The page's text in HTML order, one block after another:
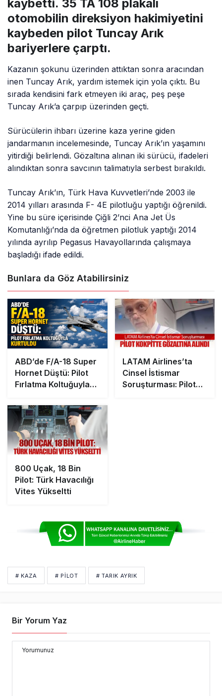
kaybetti. 35 TA 108 plakalı
otomobilin direksiyon hakimiyetini
kaybeden pilot Tuncay Arık
bariyerlere çarptı.
Kazanın şokunu üzerinden attıktan sonra aracından
inen Tuncay Arık, yardım istemek için yola çıktı. Bu
sırada kendisini fark etmeyen iki araç, peş peşe
Tuncay Arık’a çarpıp üzerinden geçti.
Sürücülerin ihbarı üzerine kaza yerine giden
jandarmanın incelemesinde, Tuncay Arık’ın yaşamını
yitirdiği belirlendi. Gözaltına alınan iki sürücü, ifadeleri
alındıktan sonra savcının talimatıyla serbest bırakıldı.
Tuncay Arık’ın, Türk Hava Kuvvetleri’nde 2003 ile
2014 yılları arasında F- 4E pilotluğu yaptığı öğrenildi.
Yine bu süre içerisinde Çiğli 2’nci Ana Jet Üs
Komutanlığı’nda da öğretmen pilotluk yaptığı 2014
yılında ayrılıp Pegasus Havayollarında çalışmaya
başladığı ifade edildi.
Bunlara da Göz Atabilirsiniz
ABD’de F/A-18 Super
Hornet Düştü: Pilot
Fırlatma Koltuğuyla
LATAM Airlines’ta
Cinsel İstismar
Soruşturması: Pilot
800 Uçak, 18 Bin
Pilot: Türk Havacılığı
Vites Yükseltti
# KAZA # PİLOT # TARIK AYRIK
Bir Yorum Yaz
Yorumunuz